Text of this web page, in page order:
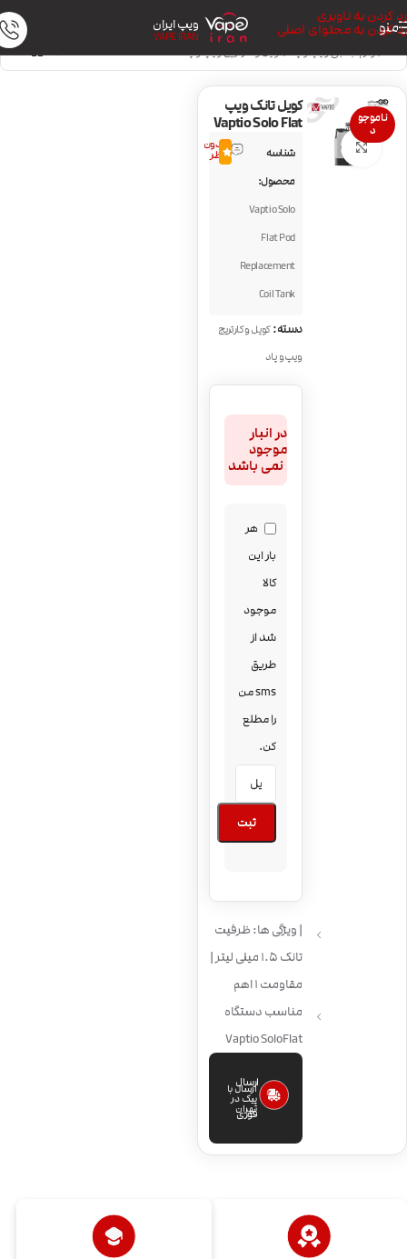
رد کردن به ناوبری
رد کردن به محتوای اصلی
منو ویپ ایران
VAPE IRAN
خانه/لوازم جانبی ویپ و پاد/کویل و کارتریج ویپ و پاد
ناموجو
د
بزرگنمایی تصویر
کویل تانک ویپ
Vaptio Solo Flat
شناسه
محصول:
Vaptio Solo
Flat Pod
Replacement
Coil Tank
بدون
نظر0.0
دسته:کویل و کارتریج
ویپ و پاد
در انبار
موجود
نمی باشد
هر
بار این
کالا
موجود
شد از
طریق
sms من
را مطلع
کن.
ثبت
| ویژگی ها: ظرفیت
تانک 1.5 میلی لیتر |
مقاومت 1 اهم
مناسب دستگاه
Vaptio SoloFlat
ارسال
فوری
ارسال با
پیک در
تهران